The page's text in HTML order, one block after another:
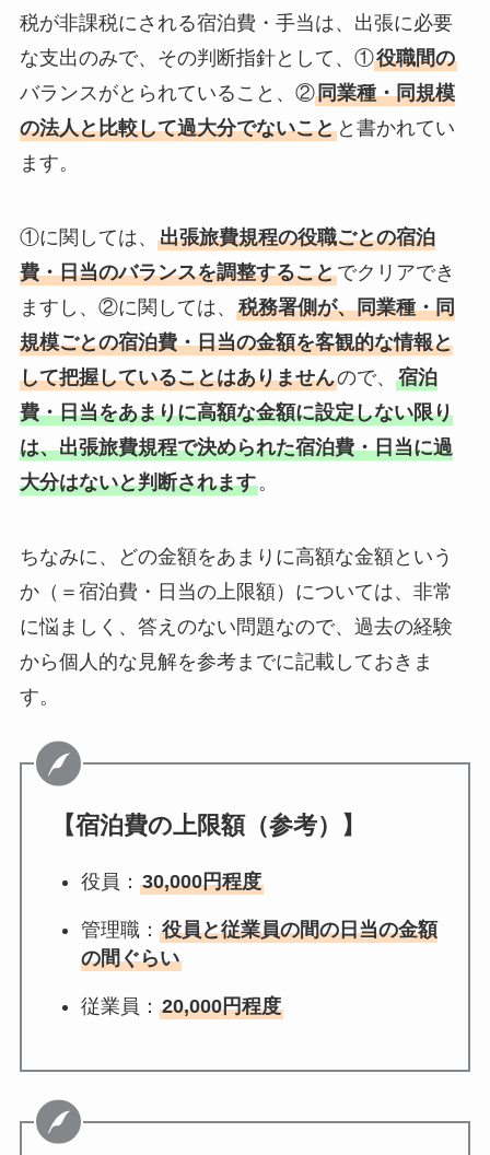
税が非課税にされる宿泊費・手当は、出張に必要
な支出のみで、その判断指針として、①役職間の
バランスがとられていること、②同業種・同規模
の法人と比較して過大分でないことと書かれてい
ます。
①に関しては、 出張旅費規程の役職ごとの宿泊
費・日当のバランスを調整することでクリアでき
ますし、②に関しては、 税務署側が、同業種・同
規模ごとの宿泊費・日当の金額を客観的な情報と
して把握していることはありませんので、 宿泊
費・日当をあまりに高額な金額に設定しない限り
は、出張旅費規程で決められた宿泊費・日当に過
大分はないと判断されます。
ちなみに、どの金額をあまりに高額な金額という
か（＝宿泊費・日当の上限額）については、非常
に悩ましく、答えのない問題なので、過去の経験
から個人的な見解を参考までに記載しておきま
す。
【宿泊費の上限額（参考）】
役員： 30,000円程度
管理職： 役員と従業員の間の日当の金額
の間ぐらい
従業員： 20,000円程度